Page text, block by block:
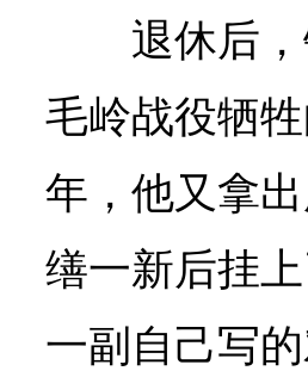
退休后
毛岭战役牺
年，他又拿
缮一新后挂
一副自己写